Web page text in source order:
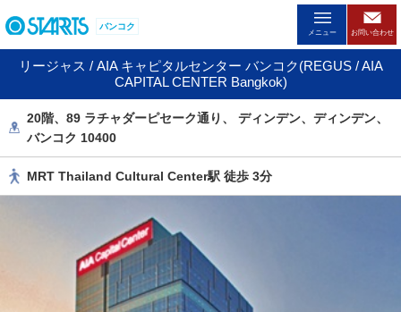
ー
ジ
動
る
た
バンコク
メニュー お問い合わせ
リージャス / AIA キャピタルセンター バンコク(REGUS / AIA
CAPITAL CENTER Bangkok)
20階、89 ラチャダーピセーク通り、 ディンデン、ディンデン、
バンコク 10400
MRT Thailand Cultural Center駅 徒歩 3分